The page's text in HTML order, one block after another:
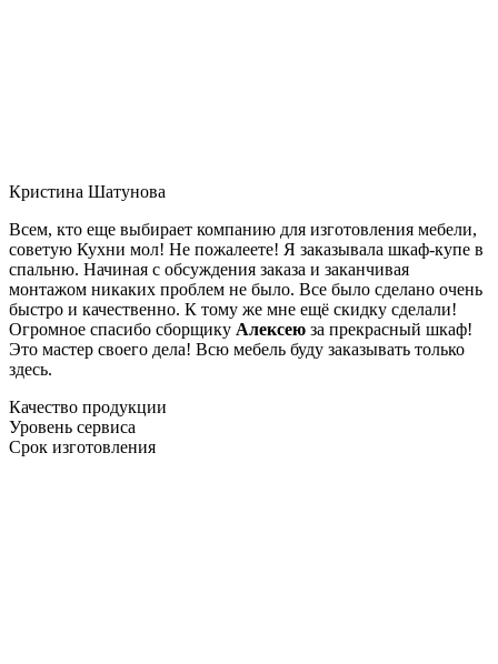
Кристина Шатунова
Всем, кто еще выбирает компанию для изготовления мебели,
советую Кухни мол! Не пожалеете! Я заказывала шкаф-купе в
спальню. Начиная с обсуждения заказа и заканчивая
монтажом никаких проблем не было. Все было сделано очень
быстро и качественно. К тому же мне ещё скидку сделали!
Огромное спасибо сборщику Алексею за прекрасный шкаф!
Это мастер своего дела! Всю мебель буду заказывать только
здесь.
Качество продукции
Уровень сервиса
Срок изготовления